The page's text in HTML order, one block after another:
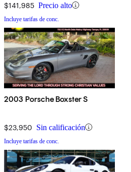
$141,985 Precio alto
Incluye tarifas de conc.
2003 Porsche Boxster S
$23,950 Sin calificación
Incluye tarifas de conc.